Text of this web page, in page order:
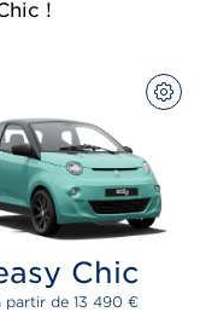
!
Chic
partir de 13 490 €